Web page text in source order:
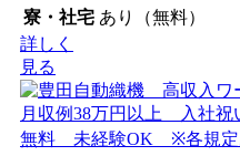
寮・社宅 あり（無料）
詳しく
見る